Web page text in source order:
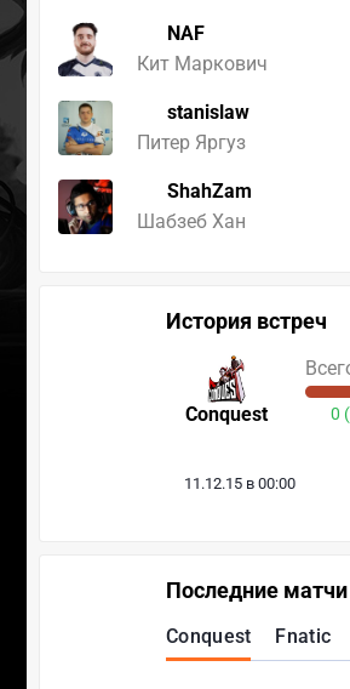
NAF
Кит Маркович
stanislaw
Питер Яргуз
ShahZam
Шабзеб Хан
История встреч
Conquest 0
11.12.15 в 00:00
Последние матчи
Conquest Fnatic